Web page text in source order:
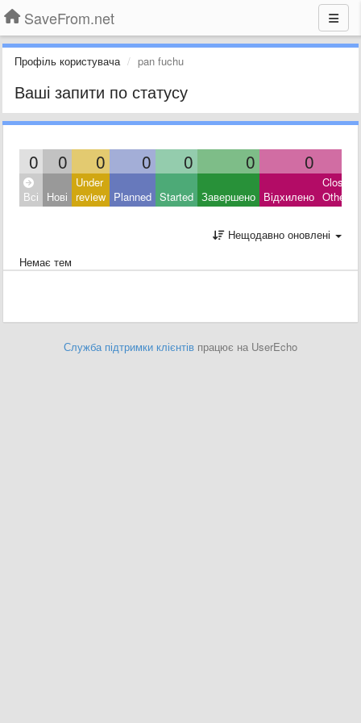
SaveFrom.net
Профіль користувача pan fuchu
Ваші запити по статусу
0 0 0 0 0 0 0
Всі Нові
Under
review Planned Started Завершено Відхилено
Closed:
Other
Нещодавно оновлені
Немає тем
Служба підтримки клієнтів працює на UserEcho